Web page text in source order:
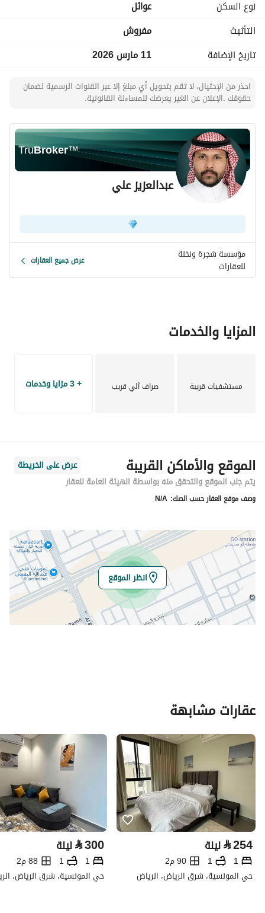
نوع السكن
عوائل
التأثيث
مفروش
تاريخ الإضافة
11 مارس 2026
احذر من الإحتيال، لا تقم بتحويل أي مبلغ إلا عبر القنوات الرسمية لضمان
حقوقك .الإعلان عن الغير يعرضك للمساءلة القانونية.
TruBroker™
عبدالعزيز علي
مؤسسة شجرة ونخلة
للعقارات عرض جميع العقارات
المزايا والخدمات
مستشفيات قريبة صراف آلي قريب + 3 مزايا وخدمات
الموقع والأماكن القريبة
عرض على الخريطة
يتم جلب الموقع والتحقق منه بواسطة الهيئة العامة للعقار
وصف موقع العقار حسب الصك: N/A
انظر الموقع
عقارات مشابهة
⃁254 ليلة
1
1
90 م2
حي المونسية، شرق الرياض، الرياض
⃁300 ليلة
1
1
88 م2
حي المونسية، شرق الرياض،